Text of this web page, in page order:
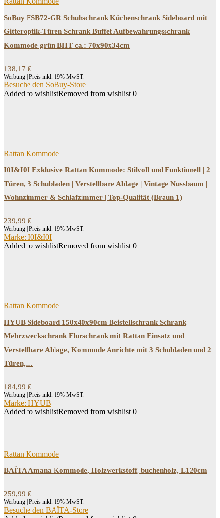
SoBuy FSB72-GR Schuhschrank Küchenschrank Sideboard mit
Gitteroptik-Türen Schrank Buffet Aufbewahrungsschrank
Kommode grün BHT ca.: 70x90x34cm
138,17 €
Werbung | Preis inkl. 19% MwST.
Besuche den SoBuy-Store
Added to wishlistRemoved from wishlist 0
Rattan Kommode
I0I&I0I Exklusive Rattan Kommode: Stilvoll und Funktionell | 2
Türen, 3 Schubladen | Verstellbare Ablage | Vintage Nussbaum |
Wohnzimmer & Schlafzimmer | Top-Qualität (Braun 1)
239,99 €
Werbung | Preis inkl. 19% MwST.
Marke: I0I&I0I
Added to wishlistRemoved from wishlist 0
Rattan Kommode
HYUB Sideboard 150x40x90cm Beistellschrank Schrank
Mehrzweckschrank Flurschrank mit Rattan Einsatz und
Verstellbare Ablage, Kommode Anrichte mit 3 Schubladen und 2
Türen,…
184,99 €
Werbung | Preis inkl. 19% MwST.
Marke: HYUB
Added to wishlistRemoved from wishlist 0
Rattan Kommode
BAÏTA Amana Kommode, Holzwerkstoff, buchenholz, L120cm
259,99 €
Werbung | Preis inkl. 19% MwST.
Besuche den BAÏTA-Store